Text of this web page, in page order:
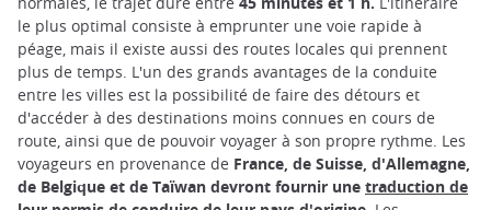
le plus optimal consiste à emprunter une voie rapide à
péage, mais il existe aussi des routes locales qui prennent
plus de temps. L'un des grands avantages de la conduite
entre les villes est la possibilité de faire des détours et
d'accéder à des destinations moins connues en cours de
route, ainsi que de pouvoir voyager à son propre rythme. Les
voyageurs en provenance de France, de Suisse, d'Allemagne,
de Belgique et de Taïwan devront fournir une traduction de